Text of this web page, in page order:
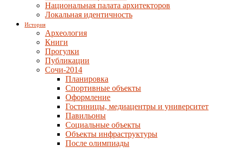
Национальная палата архитекторов
Локальная идентичность
История
Археология
Книги
Прогулки
Публикации
Сочи-2014
Планировка
Спортивные объекты
Оформление
Гостиницы, медиацентры и университет
Павильоны
Социальные объекты
Объекты инфраструктуры
После олимпиады